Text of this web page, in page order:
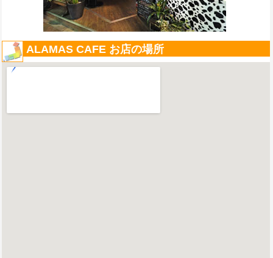
ALAMAS CAFE お店の場所